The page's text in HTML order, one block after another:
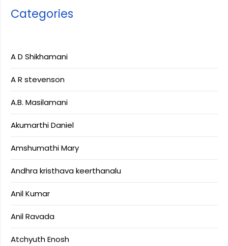
Categories
A D Shikhamani
A R stevenson
A.B. Masilamani
Akumarthi Daniel
Amshumathi Mary
Andhra kristhava keerthanalu
Anil Kumar
Anil Ravada
Atchyuth Enosh